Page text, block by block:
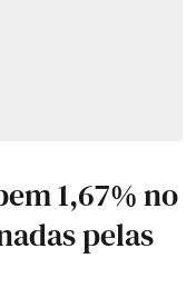
1,67% no
pelas